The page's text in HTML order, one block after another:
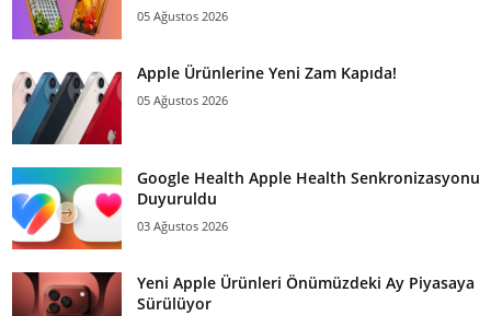
05 Ağustos 2026
Apple Ürünlerine Yeni Zam Kapıda!
05 Ağustos 2026
Google Health Apple Health Senkronizasyonu
Duyuruldu
03 Ağustos 2026
Yeni Apple Ürünleri Önümüzdeki Ay Piyasaya
Sürülüyor